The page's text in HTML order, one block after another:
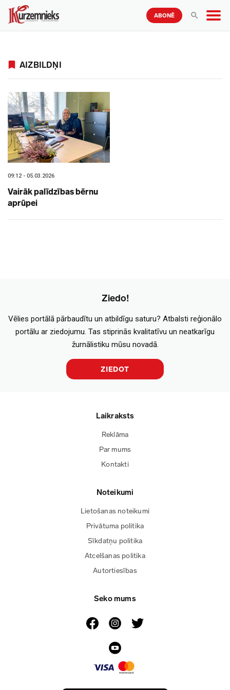
ABONĒ
AIZBILDŅI
09:12 - 05.03.2026
Vairāk palīdzības bērnu
aprūpei
Ziedo!
Vēlies portālā pārbaudītu un atbildīgu saturu? Atbalsti reģionālo
portālu ar ziedojumu. Tas stiprinās kvalitatīvu un neatkarīgu
žurnālistiku mūsu novadā.
ZIEDOT
Laikraksts
Reklāma
Par mums
Kontakti
Noteikumi
Lietošanas noteikumi
Privātuma politika
Sīkdatņu politika
Atcelšanas politika
Autortiesības
Seko mums